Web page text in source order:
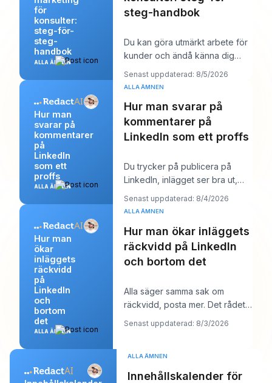
för
konsulter:
steg-för-
steg-
handbok
ALLA ÄMNEN
steg-handbok
Du kan göra utmärkt arbete för
kunder och ändå känna dig
märkligt osynlig online. Arbetet
levereras,
Senast uppdaterad: 8/5/2026
Hur man
svarar på
kommentarer
på
LinkedIn
som ett
proffs
ALLA ÄMNEN
ALLA ÄMNEN
Hur man svarar på
kommentarer på
LinkedIn som ett proffs
Du trycker på publicera på
LinkedIn, inlägget ser bra ut,
och sedan börjar arbetet.
Några kommentare
Senast uppdaterad: 8/4/2026
Hur man
ökar
inläggets
räckvidd
på
LinkedIn
och
bortom
det
ALLA ÄMNEN
ALLA ÄMNEN
Hur man ökar inläggets
räckvidd på LinkedIn
och bortom det
Alla säger samma sak om
räckvidd, posta mer. Det rådet
låter produktivt, men det döljer
oftast kärnp
Senast uppdaterad: 8/3/2026
ALLA ÄMNEN
Innehållskalender för